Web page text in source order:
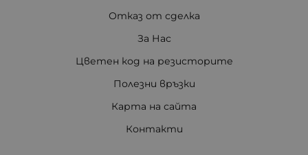
Отказ от сделка
За Нас
Цветен код на резисторите
Полезни връзки
Карта на сайта
Контакти